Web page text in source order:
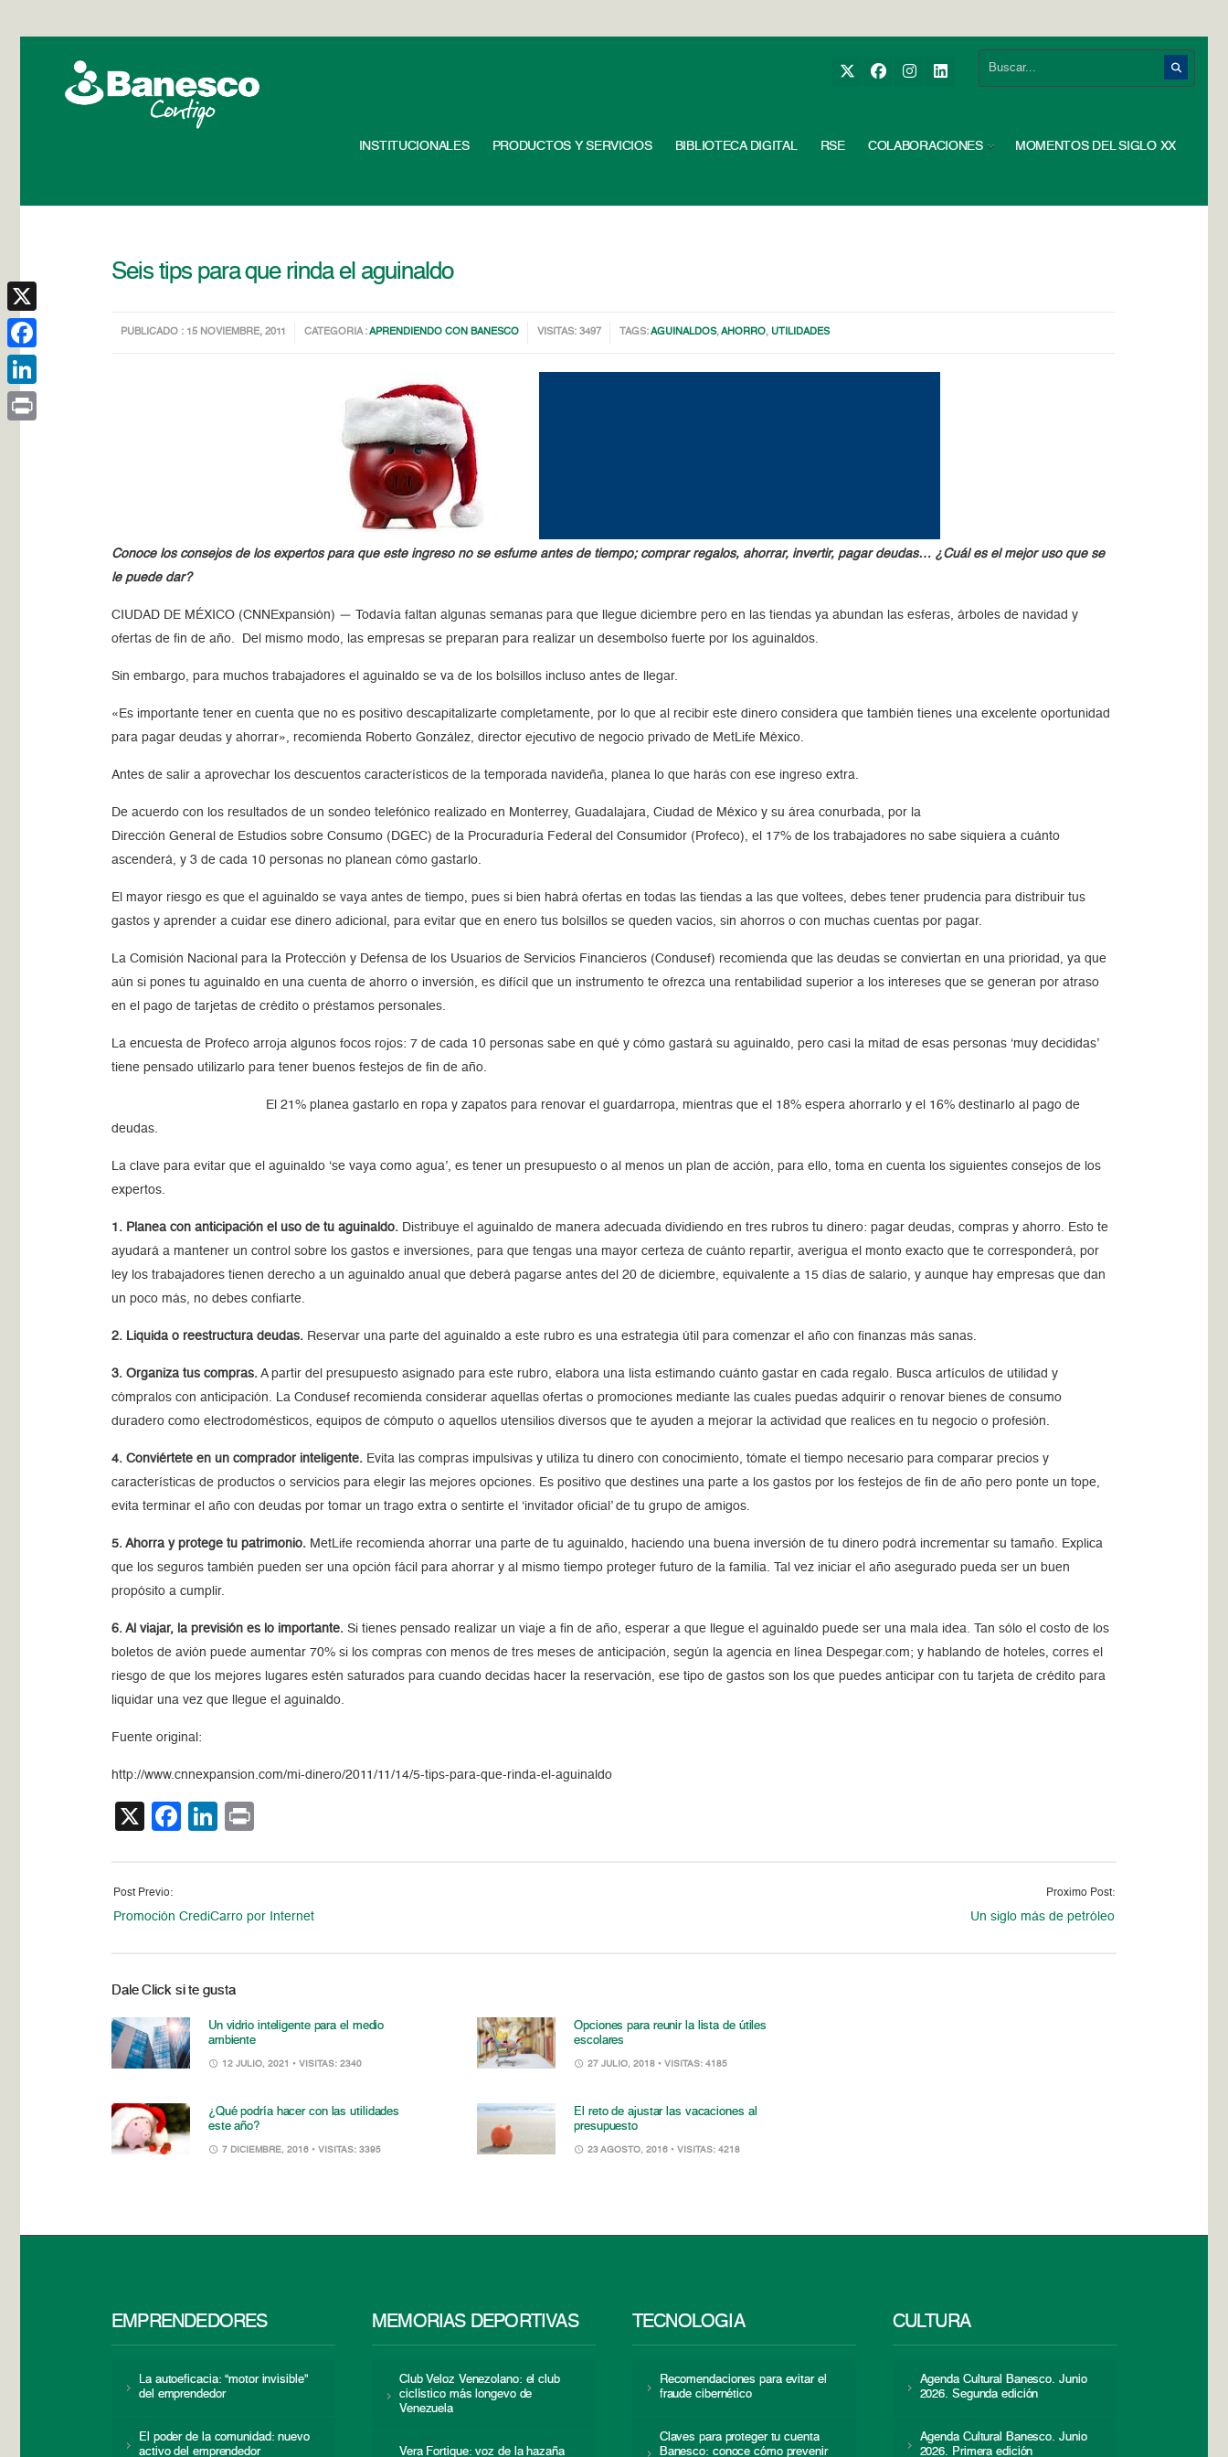
INSTITUCIONALES PRODUCTOS Y SERVICIOS BIBLIOTECA DIGITAL RSE COLABORACIONES MOMENTOS DEL SIGLO XX
Seis tips para que rinda el aguinaldo
PUBLICADO : 15 NOVIEMBRE, 2011 CATEGORIA :APRENDIENDO CON BANESCO VISITAS: 3497 TAGS:AGUINALDOS,AHORRO,UTILIDADES
Conoce los consejos de los expertos para que este ingreso no se esfume antes de tiempo; comprar regalos, ahorrar, invertir, pagar deudas… ¿Cuál es el mejor uso que se
le puede dar?
CIUDAD DE MÉXICO (CNNExpansión) — Todavía faltan algunas semanas para que llegue diciembre pero en las tiendas ya abundan las esferas, árboles de navidad y
ofertas de fin de año. Del mismo modo, las empresas se preparan para realizar un desembolso fuerte por los aguinaldos.
Sin embargo, para muchos trabajadores el aguinaldo se va de los bolsillos incluso antes de llegar.
«Es importante tener en cuenta que no es positivo descapitalizarte completamente, por lo que al recibir este dinero considera que también tienes una excelente oportunidad
para pagar deudas y ahorrar», recomienda Roberto González, director ejecutivo de negocio privado de MetLife México.
Antes de salir a aprovechar los descuentos característicos de la temporada navideña, planea lo que harás con ese ingreso extra.
De acuerdo con los resultados de un sondeo telefónico realizado en Monterrey, Guadalajara, Ciudad de México y su área conurbada, por la
Dirección General de Estudios sobre Consumo (DGEC) de la Procuraduría Federal del Consumidor (Profeco), el 17% de los trabajadores no sabe siquiera a cuánto
ascenderá, y 3 de cada 10 personas no planean cómo gastarlo.
El mayor riesgo es que el aguinaldo se vaya antes de tiempo, pues si bien habrá ofertas en todas las tiendas a las que voltees, debes tener prudencia para distribuir tus
gastos y aprender a cuidar ese dinero adicional, para evitar que en enero tus bolsillos se queden vacios, sin ahorros o con muchas cuentas por pagar.
La Comisión Nacional para la Protección y Defensa de los Usuarios de Servicios Financieros (Condusef) recomienda que las deudas se conviertan en una prioridad, ya que
aún si pones tu aguinaldo en una cuenta de ahorro o inversión, es difícil que un instrumento te ofrezca una rentabilidad superior a los intereses que se generan por atraso
en el pago de tarjetas de crédito o préstamos personales.
La encuesta de Profeco arroja algunos focos rojos: 7 de cada 10 personas sabe en qué y cómo gastará su aguinaldo, pero casi la mitad de esas personas ‘muy decididas’
tiene pensado utilizarlo para tener buenos festejos de fin de año.
El 21% planea gastarlo en ropa y zapatos para renovar el guardarropa, mientras que el 18% espera ahorrarlo y el 16% destinarlo al pago de
deudas.
La clave para evitar que el aguinaldo ‘se vaya como agua’, es tener un presupuesto o al menos un plan de acción, para ello, toma en cuenta los siguientes consejos de los
expertos.
1. Planea con anticipación el uso de tu aguinaldo. Distribuye el aguinaldo de manera adecuada dividiendo en tres rubros tu dinero: pagar deudas, compras y ahorro. Esto te
ayudará a mantener un control sobre los gastos e inversiones, para que tengas una mayor certeza de cuánto repartir, averigua el monto exacto que te corresponderá, por
ley los trabajadores tienen derecho a un aguinaldo anual que deberá pagarse antes del 20 de diciembre, equivalente a 15 días de salario, y aunque hay empresas que dan
un poco más, no debes confiarte.
2. Liquida o reestructura deudas. Reservar una parte del aguinaldo a este rubro es una estrategia útil para comenzar el año con finanzas más sanas.
3. Organiza tus compras. A partir del presupuesto asignado para este rubro, elabora una lista estimando cuánto gastar en cada regalo. Busca artículos de utilidad y
cómpralos con anticipación. La Condusef recomienda considerar aquellas ofertas o promociones mediante las cuales puedas adquirir o renovar bienes de consumo
duradero como electrodomésticos, equipos de cómputo o aquellos utensilios diversos que te ayuden a mejorar la actividad que realices en tu negocio o profesión.
4. Conviértete en un comprador inteligente. Evita las compras impulsivas y utiliza tu dinero con conocimiento, tómate el tiempo necesario para comparar precios y
características de productos o servicios para elegir las mejores opciones. Es positivo que destines una parte a los gastos por los festejos de fin de año pero ponte un tope,
evita terminar el año con deudas por tomar un trago extra o sentirte el ‘invitador oficial’ de tu grupo de amigos.
5. Ahorra y protege tu patrimonio. MetLife recomienda ahorrar una parte de tu aguinaldo, haciendo una buena inversión de tu dinero podrá incrementar su tamaño. Explica
que los seguros también pueden ser una opción fácil para ahorrar y al mismo tiempo proteger futuro de la familia. Tal vez iniciar el año asegurado pueda ser un buen
propósito a cumplir.
6. Al viajar, la previsión es lo importante. Si tienes pensado realizar un viaje a fin de año, esperar a que llegue el aguinaldo puede ser una mala idea. Tan sólo el costo de los
boletos de avión puede aumentar 70% si los compras con menos de tres meses de anticipación, según la agencia en línea Despegar.com; y hablando de hoteles, corres el
riesgo de que los mejores lugares estén saturados para cuando decidas hacer la reservación, ese tipo de gastos son los que puedes anticipar con tu tarjeta de crédito para
liquidar una vez que llegue el aguinaldo.
Fuente original:
http://www.cnnexpansion.com/mi-dinero/2011/11/14/5-tips-para-que-rinda-el-aguinaldo
X Facebook
LinkedIn
Post Previo:
Promoción CrediCarro por Internet
Proximo Post:
Un siglo más de petróleo
Dale Click si te gusta
Un vidrio inteligente para el medio
ambiente
12 JULIO, 2021 • VISITAS: 2340
Opciones para reunir la lista de útiles
escolares
27 JULIO, 2018 • VISITAS: 4185
¿Qué podría hacer con las utilidades
este año?
7 DICIEMBRE, 2016 • VISITAS: 3395
El reto de ajustar las vacaciones al
presupuesto
23 AGOSTO, 2016 • VISITAS: 4218
EMPRENDEDORES
La autoeficacia: “motor invisible”
del emprendedor
El poder de la comunidad: nuevo
activo del emprendedor
MEMORIAS DEPORTIVAS
Club Veloz Venezolano: el club
ciclístico más longevo de
Venezuela
Vera Fortique: voz de la hazaña
TECNOLOGÍA
Recomendaciones para evitar el
fraude cibernético
Claves para proteger tu cuenta
Banesco: conoce cómo prevenir
CULTURA
Agenda Cultural Banesco. Junio
2026. Segunda edición
Agenda Cultural Banesco. Junio
2026. Primera edición
X
Facebook
LinkedIn